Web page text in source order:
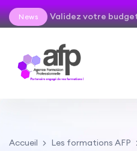
News Validez votre
Accueil
Les formations AFP